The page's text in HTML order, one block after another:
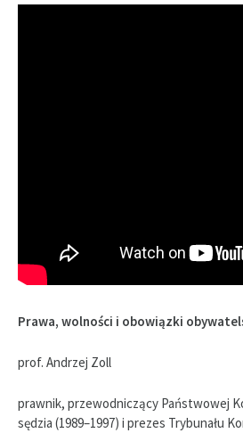
Prawa, wolności i obowiązki
prof. Andrzej Zoll
prawnik, przewodniczący Państwowej
sędzia (1989–1997) i prezes Trybunału